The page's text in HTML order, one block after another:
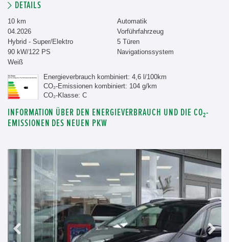
DETAILS
10 km
04.2026
Hybrid - Super/Elektro
90 kW/122 PS
Weiß
Automatik
Vorführfahrzeug
5 Türen
Navigationssystem
Energieverbrauch kombiniert: 4,6 l/100km
CO₂-Emissionen kombiniert: 104 g/km
CO₂-Klasse: C
INFORMATION ÜBER DEN ENERGIEVERBRAUCH UND DIE CO₂-
EMISSIONEN DES NEUEN PKW